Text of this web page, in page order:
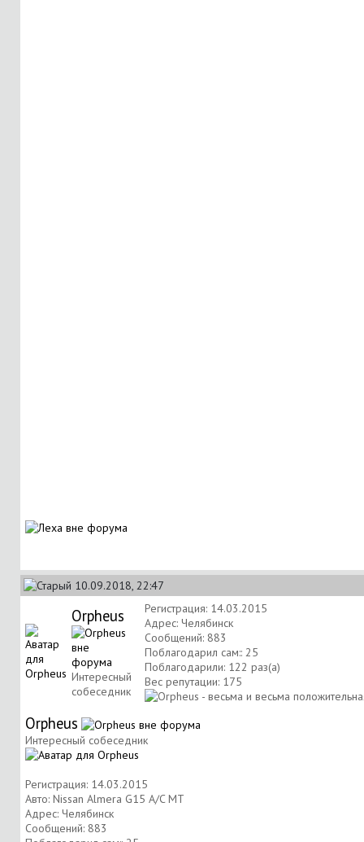
10.09.2018, 22:47
Orpheus
Интересный
собеседник
Регистрация: 14.03.2015
Адрес: Челябинск
Сообщений: 883
Поблагодарил сам:: 25
Поблагодарили: 122 раз(а)
Вес репутации: 175
Orpheus
Интересный собеседник
Регистрация: 14.03.2015
Авто: Nissan Almera G15 A/C MT
Адрес: Челябинск
Сообщений: 883